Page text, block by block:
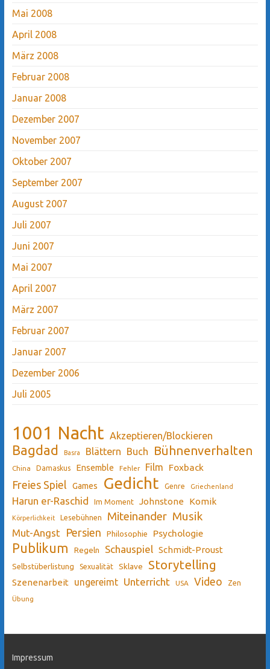
Mai 2008
April 2008
März 2008
Februar 2008
Januar 2008
Dezember 2007
November 2007
Oktober 2007
September 2007
August 2007
Juli 2007
Juni 2007
Mai 2007
April 2007
März 2007
Februar 2007
Januar 2007
Dezember 2006
Juli 2005
1001 Nacht Akzeptieren/Blockieren
Bagdad Basra Blättern Buch Bühnenverhalten
China Damaskus Ensemble Fehler Film Foxback
Freies Spiel Games Gedicht Genre Griechenland
Harun er-Raschid Im Moment Johnstone Komik
Körperlichkeit Lesebühnen Miteinander Musik
Mut-Angst Persien Philosophie Psychologie
Publikum Regeln Schauspiel Schmidt-Proust
Selbstüberlistung Sexualität Sklave Storytelling
Szenenarbeit ungereimt Unterricht USA Video Zen
Übung
Impressum